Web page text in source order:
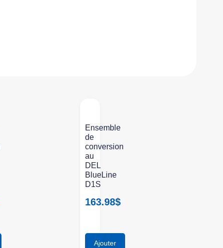
Ensemble
de
conversion
au
DEL
BlueLine
D1S
163.98$
Ajouter